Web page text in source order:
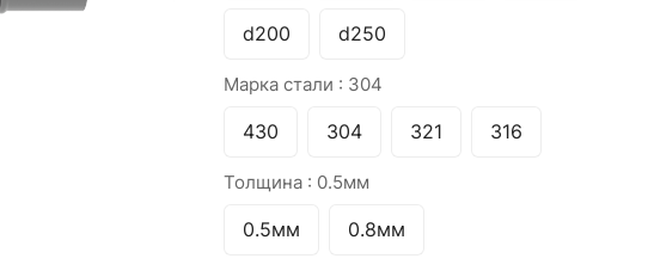
d200 d250
Марка стали : 304
430 304 321 316
Толщина : 0.5мм
0.5мм 0.8мм